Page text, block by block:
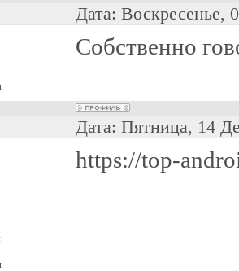
Дата: Воскресенье,
Собственно
Дата: Пятница, 14
https://top-